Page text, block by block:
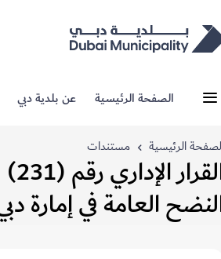
الصفحة الرئيسية عن بلدية دبي
الرئيسية مستندات
العامة في إمارة